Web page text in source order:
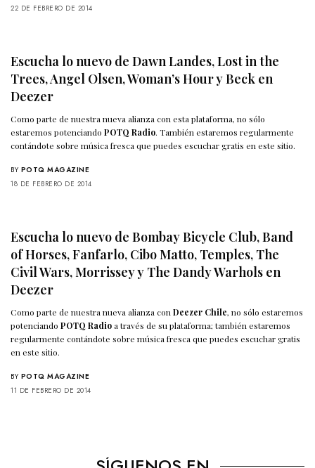
22 DE FEBRERO DE 2014
Escucha lo nuevo de Dawn Landes, Lost in the
Trees, Angel Olsen, Woman’s Hour y Beck en
Deezer
Como parte de nuestra nueva alianza con esta plataforma, no sólo
estaremos potenciandoPOTQ Radio. También estaremos regularmente
contándote sobre música fresca que puedes escuchar gratis en este sitio.
BY POTQ MAGAZINE
18 DE FEBRERO DE 2014
Escucha lo nuevo de Bombay Bicycle Club, Band
of Horses, Fanfarlo, Cibo Matto, Temples, The
Civil Wars, Morrissey y The Dandy Warhols en
Deezer
Como parte de nuestra nueva alianza conDeezer Chile, no sólo estaremos
potenciandoPOTQ Radioa través de su plataforma; también estaremos
regularmente contándote sobre música fresca que puedes escuchar gratis
en este sitio.
BY POTQ MAGAZINE
11 DE FEBRERO DE 2014